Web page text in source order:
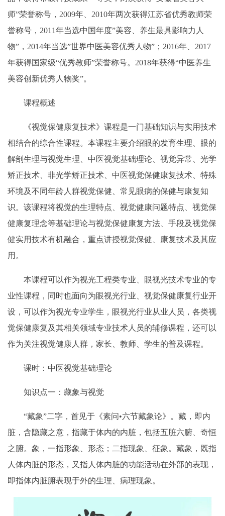
师”荣誉称号，2009年、2010年两次获得江苏省优秀教师荣
誉称号，2011年当选中国年度”美容、养生最具影响力人
物”，2014年当选”世界中医美容优秀人物”；2016年、2017
年获得国家级“优秀教师”荣誉称号。2018年获得“中医养生
美容创新优秀人物奖”。
课程概述
《视觉保健康复技术》课程是一门基础知识与实用技术
相结合的综合性课程。本课程主要介绍眼的发育生理、眼的
解剖生理与视觉生理、中医视觉基础理论、视觉异常、光学
矫正技术、非光学矫正技术、中医视觉保健康复技术、特殊
环境及不同年龄人群视觉保健、常见眼病的保健与康复知
识。该课程将视觉的生理特点、视觉健康问题特点、视觉保
健康复理念等基础理论与视觉保健康复方法、手段及视觉保
健实用技术有机融合，重点讲授视觉保健、康复技术及其应
用。
本课程可以作为视光工程类专业、眼视光技术专业的专
业性课程，同时也面向为眼视光行业、视觉保健康复行业开
设，可以作为视光专业学生，眼视光行业从业人员，各类视
觉保健康复及其相关领域专业技术人员的辅修课程，还可以
作为关注视觉健康人群，家长、教师、学生的普及课程。
课时：中医视觉基础理论
知识点一：藏象与视觉
“藏象”二字，首见于《素问•六节藏象论》。藏，即内
脏，含隐藏之意，指藏于体内的内脏，包括五脏六腑、奇恒
之腑。象，一指形象、形态；二指现象、征象。藏象，既指
人体内脏的形态，又指人体内脏的功能活动在外部的表现，
即指体内脏腑表现于外的生理、病理现象。